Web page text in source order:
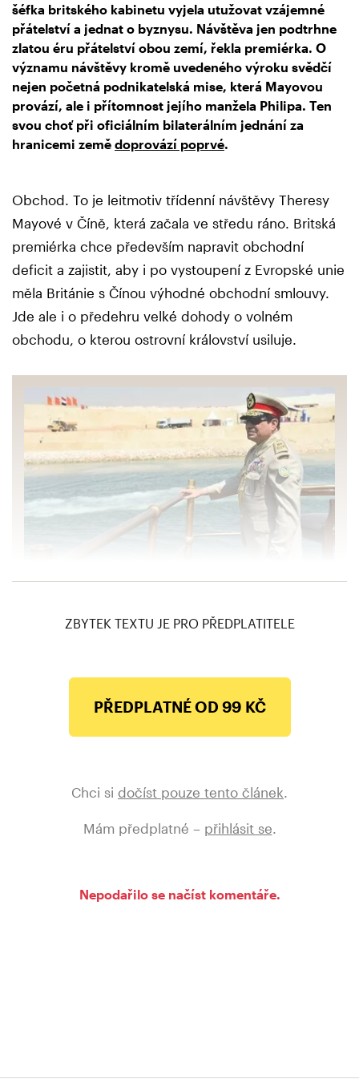
šéfka britského kabinetu vyjela utužovat vzájemné
přátelství a jednat o byznysu. Návštěva jen podtrhne
zlatou éru přátelství obou zemí, řekla premiérka. O
významu návštěvy kromě uvedeného výroku svědčí
nejen početná podnikatelská mise, která Mayovou
provází, ale i přítomnost jejího manžela Philipa. Ten
svou choť při oficiálním bilaterálním jednání za
hranicemi země doprovází poprvé.
Obchod. To je leitmotiv třídenní návštěvy Theresy
Mayové v Číně, která začala ve středu ráno. Britská
premiérka chce především napravit obchodní
deficit a zajistit, aby i po vystoupení z Evropské unie
měla Británie s Čínou výhodné obchodní smlouvy.
Jde ale i o předehru velké dohody o volném
obchodu, o kterou ostrovní království usiluje.
ANALÝZA: Egyptské prezidentské volby jsou
ZBYTEK TEXTU JE PRO PŘEDPLATITELE
PŘEDPLATNÉ OD 99 KČ
Chci si dočíst pouze tento článek
Mám předplatné – přihlásit se
Nepodařilo se načíst komentáře.